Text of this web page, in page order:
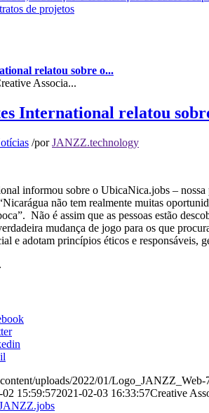
de projetos
relatou sobre o...
Associa...
International relatou
/porJANZZ.technology
informou sobre o UbicaNica.jobs –
não tem realmente muitas
Não é assim que as pessoas estão
mudança de jogo para os que
e adotam princípios éticos e responsáveis,
uploads/2022/01/Logo_JANZZ_Web-
02 15:59:572021-02-03 16:33:57Creative